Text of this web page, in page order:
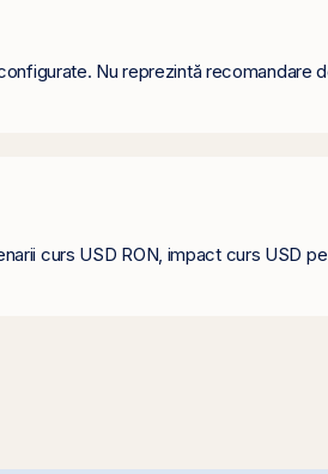
Nu reprezintă recomandare
curs USD RON, impact curs USD